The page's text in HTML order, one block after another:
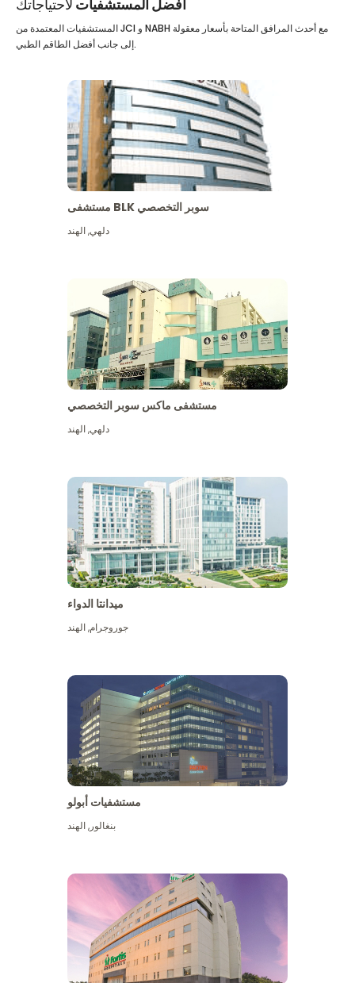
أفضل المستشفيات لاحتياجاتك
المستشفيات المعتمدة من JCI و NABH مع أحدث المرافق المتاحة بأسعار معقولة
إلى جانب أفضل الطاقم الطبي.
مستشفى BLK سوبر التخصصي
دلهي,الهند
مستشفى ماكس سوبر التخصصي
دلهي,الهند
ميدانتا الدواء
جوروجرام,الهند
مستشفيات أبولو
بنغالور,الهند